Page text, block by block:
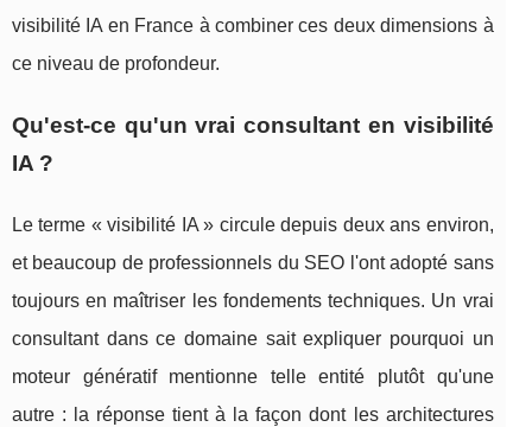
visibilité IA en France à combiner ces deux dimensions à
ce niveau de profondeur.
Qu'est-ce qu'un vrai consultant en visibilité
IA ?
Le terme « visibilité IA » circule depuis deux ans environ,
et beaucoup de professionnels du SEO l'ont adopté sans
toujours en maîtriser les fondements techniques. Un vrai
consultant dans ce domaine sait expliquer pourquoi un
moteur génératif mentionne telle entité plutôt qu'une
autre : la réponse tient à la façon dont les architectures